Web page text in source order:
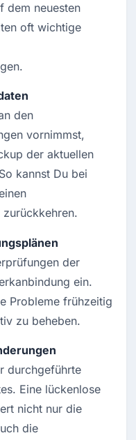
dem neuesten
oft wichtige
den
vornimmst,
der aktuellen
kannst Du bei
der
ein.
Probleme frühzeitig
zu beheben.
durchgeführte
Eine lückenlose
nicht nur die
die